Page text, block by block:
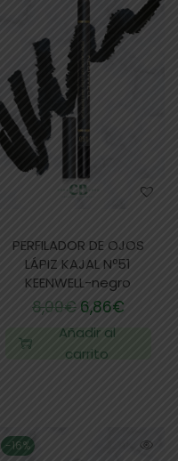
PERFILADOR DE OJOS
LÁPIZ KAJAL Nº51
KEENWELL-negro
8,00€ 6,86€
Añadir al
carrito
-16%